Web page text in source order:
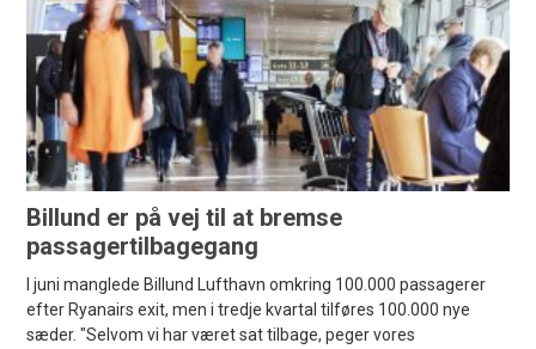
Billund er på vej til at bremse
passagertilbagegang
I juni manglede Billund Lufthavn omkring 100.000 passagerer
efter Ryanairs exit, men i tredje kvartal tilføres 100.000 nye
sæder. "Selvom vi har været sat tilbage, peger vores